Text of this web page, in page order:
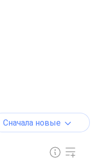
Сначала новые